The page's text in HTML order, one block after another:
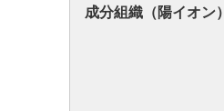
成分組織（陽イオン）